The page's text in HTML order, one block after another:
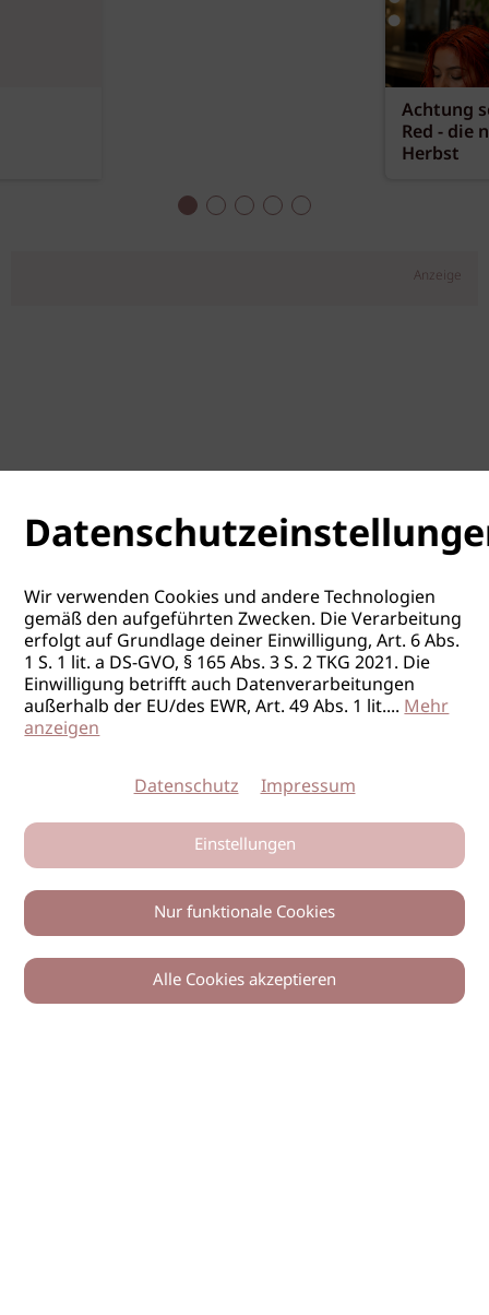
Achtung
Red - die
Herbst
Anzeige
0
Wir verwenden Cookies und andere Technologien
gemäß den aufgeführten Zwecken. Die Verarbeitung
erfolgt auf Grundlage deiner Einwilligung, Art. 6 Abs.
1 S. 1 lit. a DS-GVO, § 165 Abs. 3 S. 2 TKG 2021. Die
Einwilligung betrifft auch Datenverarbeitungen
außerhalb der EU/des EWR, Art. 49 Abs. 1 lit....Mehr
anzeigen
Datenschutz Impressum
Einstellungen
Nur funktionale Cookies
Alle Cookies akzeptieren